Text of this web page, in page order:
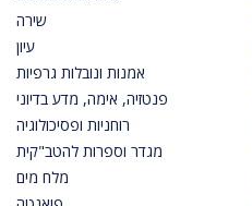
שירה
עיון
אמנות ונובלות גרפיות
פנטזיה, אימה, מדע בדיוני
רוחניות ופסיכולוגיה
מגדר וספרות להטב"קית
מלח מים